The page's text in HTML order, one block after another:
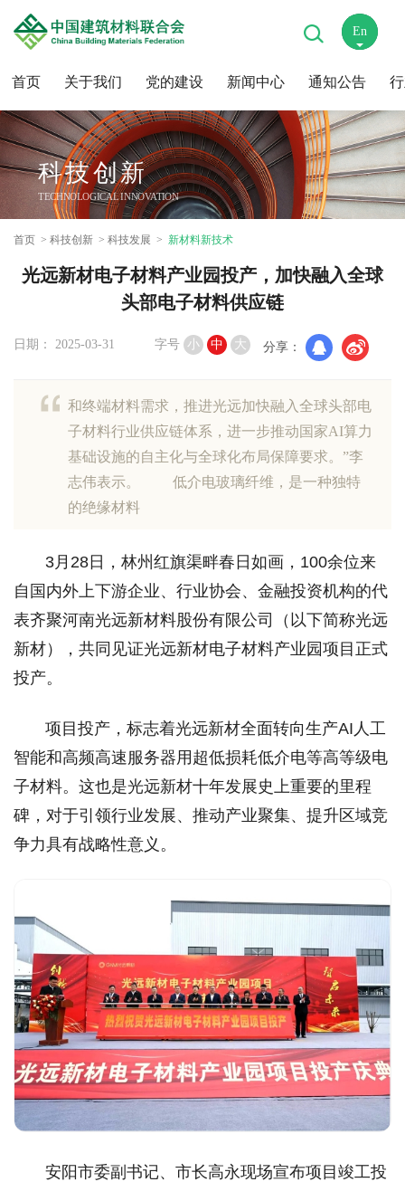
首页 关于我们 党的建设 新闻中心 通知公告
En
中
科技创新
TECHNOLOGICAL INNOVATION
首页 科技创新 科技发展 新材料新技术
光远新材电子材料产业园投产，加快融入全球
头部电子材料供应链
日期： 2025-03-31 字号 小 中 大 分享：
和终端材料需求，推进光远加快融入全球头部电
子材料行业供应链体系，进一步推动国家AI算力
基础设施的自主化与全球化布局保障要求。”李
志伟表示。 低介电玻璃纤维，是一种独特
的绝缘材料
3月28日，林州红旗渠畔春日如画，100余位来
自国内外上下游企业、行业协会、金融投资机构的代
表齐聚河南光远新材料股份有限公司（以下简称光远
新材），共同见证光远新材电子材料产业园项目正式
投产。
项目投产，标志着光远新材全面转向生产AI人工
智能和高频高速服务器用超低损耗低介电等高等级电
子材料。这也是光远新材十年发展史上重要的里程
碑，对于引领行业发展、推动产业聚集、提升区域竞
争力具有战略性意义。
安阳市委副书记、市长高永现场宣布项目竣工投